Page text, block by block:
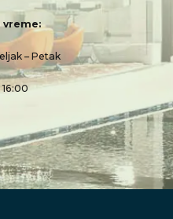
vreme:
– Petak
16:00